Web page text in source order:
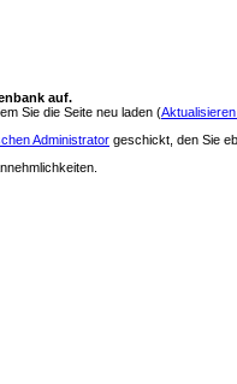
auf.
Sie die Seite neu laden (
Administrator geschickt, den Sie